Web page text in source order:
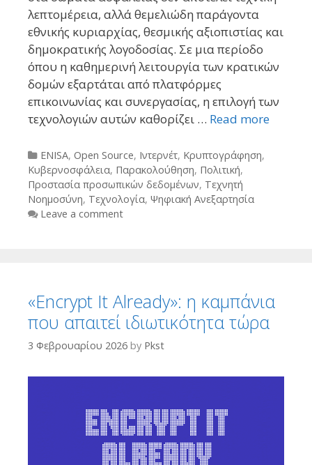
λεπτομέρεια, αλλά θεμελιώδη παράγοντα
εθνικής κυριαρχίας, θεσμικής αξιοπιστίας και
δημοκρατικής λογοδοσίας. Σε μια περίοδο
όπου η καθημερινή λειτουργία των κρατικών
δομών εξαρτάται από πλατφόρμες
επικοινωνίας και συνεργασίας, η επιλογή των
τεχνολογιών αυτών καθορίζει … Read more
Categories
ENISA, Open Source, Ιντερνέτ, Κρυπτογράφηση,
Κυβερνοσφάλεια, Παρακολούθηση, Πολιτική,
Προστασία προσωπικών δεδομένων, Τεχνητή
Νοημοσύνη, Τεχνολογία, Ψηφιακή Ανεξαρτησία
Leave a comment
«Encrypt It Already»: η καμπάνια
που απαιτεί ιδιωτικότητα τώρα
3 Φεβρουαρίου 2026 by Pkst